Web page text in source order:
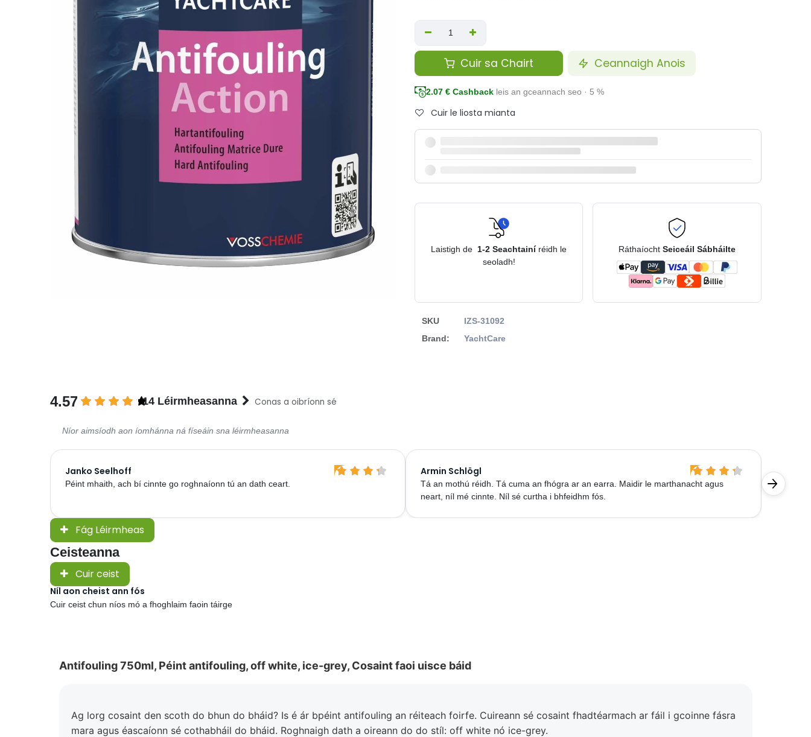
Cuir sa Chairt Ceannaigh Anois
2.07 € Cashback leis an gceannach seo · 5 %
Cuir le liosta mianta
Laistigh de 1-2 Seachtainí réidh le
seoladh!
Ráthaíocht Seiceáil Sábháilte
SKU
IZS-31092
Brand:
YachtCare
4.57 14 Léirmheasanna Conas a oibríonn sé
Níor aimsíodh aon íomhánna ná físeáin sna léirmheasanna
Janko Seelhoff
Péint mhaith, ach bí cinnte go roghnaíonn tú an dath ceart.
Armin Schlögl
Tá an mothú réidh. Tá cuma an fhógra ar an earra. Maidir le marthanacht agus
neart, níl mé cinnte. Níl sé curtha i bhfeidhm fós.
Gerald
Táirge
Fág Léirmheas
Ceisteanna
Cuir ceist
Níl aon cheist ann fós
Cuir ceist chun níos mó a fhoghlaim faoin táirge
Antifouling 750ml, Péint antifouling, off white, ice-grey, Cosaint faoi uisce báid
Ag lorg cosaint den scoth do bhun do bháid? Is é ár bpéint antifouling an réiteach foirfe. Cuireann sé cosaint fhadtéarmach ar fáil i gcoinne fásra
mara agus éascaíonn sé cothabháil do bháid. Roghnaigh dath a oireann do do stíl: off white nó ice-grey.